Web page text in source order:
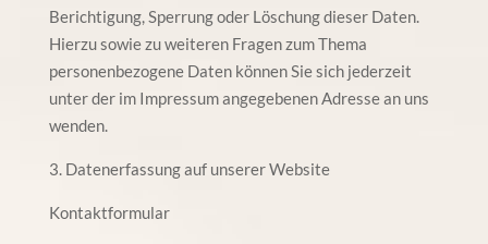
Berichtigung, Sperrung oder Löschung dieser Daten.
Hierzu sowie zu weiteren Fragen zum Thema
personenbezogene Daten können Sie sich jederzeit
unter der im Impressum angegebenen Adresse an uns
wenden.
3. Datenerfassung auf unserer Website
Kontaktformular